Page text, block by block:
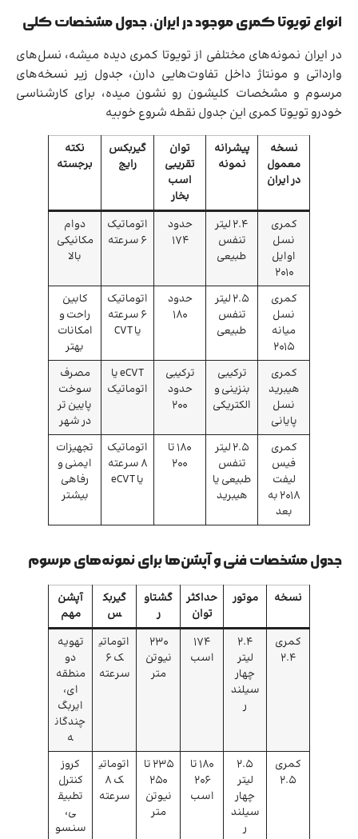
انواع تویوتا کمری موجود در ایران، جدول مشخصات کلی
در ایران نمونه‌های مختلفی از تویوتا کمری دیده میشه، نسل‌های
وارداتی و مونتاژ داخل تفاوت‌هایی دارن، جدول زیر نسخه‌های
مرسوم و مشخصات کلیشون رو نشون میده، برای کارشناسی
خودرو تویوتا کمری این جدول نقطه شروع خوبیه
نسخه
معمول
در ایران
پیشرانه
نمونه
توان
تقریبی
اسب
بخار
گیربکس
رایج
نکته
برجسته
کمری
نسل
اوایل
۲۰۱۰
۲.۴ لیتر
تنفس
طبیعی
حدود
۱۷۴
اتوماتیک
۶ سرعته
دوام
مکانیکی
بالا
کمری
نسل
میانه
۲۰۱۵
۲.۵ لیتر
تنفس
طبیعی
حدود
۱۸۰
اتوماتیک
۶ سرعته
یا CVT
کابین
راحت و
امکانات
بهتر
کمری
هیبرید
نسل
پایانی
ترکیبی
بنزینی و
الکتریکی
ترکیبی
حدود
۲۰۰
eCVT یا
اتوماتیک
مصرف
سوخت
پایین تر
در شهر
کمری
فیس
لیفت
۲۰۱۸ به
بعد
۲.۵ لیتر
تنفس
طبیعی یا
هیبرید
۱۸۰ تا
۲۰۰
اتوماتیک
۸ سرعته
یا eCVT
تجهیزات
ایمنی و
رفاهی
بیشتر
جدول مشخصات فنی و آپشن‌ها برای نمونه‌های مرسوم
نسخه موتور
حداکثر
توان
گشتاو
ر
گیربک
س
آپشن
مهم
کمری
2.4
2.4
لیتر
چهار
سیلند
ر
174
اسب
230
نیوتن
متر
اتوماتی
ک 6
سرعته
تهویه
دو
منطقه‌
ای،
ایربگ
چندگان
ه
کمری
2.5
2.5
لیتر
چهار
سیلند
ر
180 تا
206
اسب
235 تا
250
نیوتن
متر
اتوماتی
ک 8
سرعته
کروز
کنترل
تطبیق
ی،
سنسو